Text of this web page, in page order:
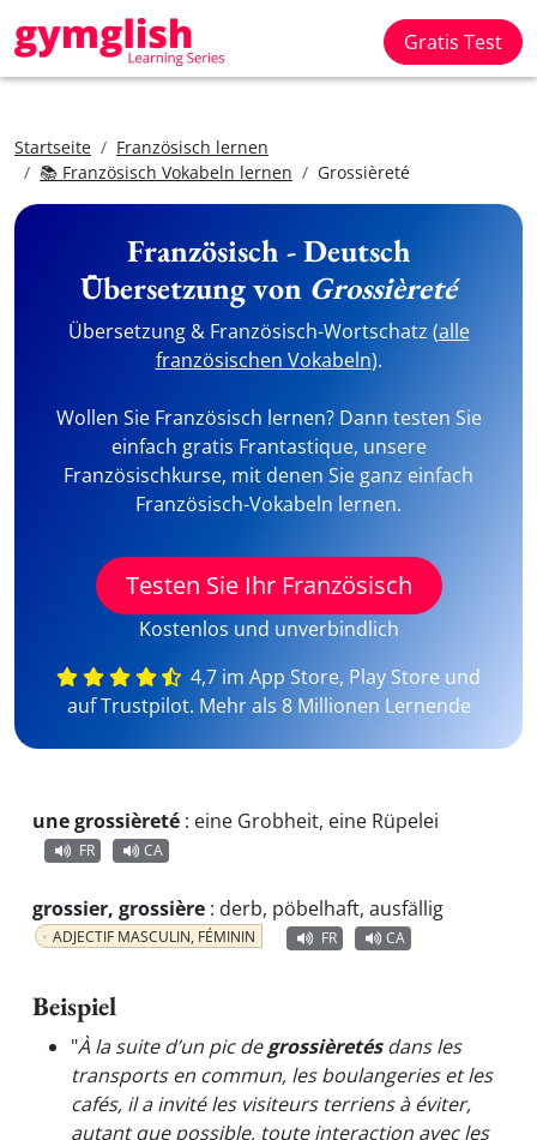
Gratis Test
Startseite
Französisch lernen
📚 Französisch Vokabeln lernen
Grossièreté
Französisch - Deutsch
Übersetzung von Grossièreté
Übersetzung & Französisch-Wortschatz (alle
französischen Vokabeln).
Wollen Sie Französisch lernen? Dann testen Sie
einfach gratis Frantastique, unsere
Französischkurse, mit denen Sie ganz einfach
Französisch-Vokabeln lernen.
Testen Sie Ihr Französisch
Kostenlos und unverbindlich
4,7 im App Store, Play Store und
auf Trustpilot. Mehr als 8 Millionen Lernende
une grossièreté : eine Grobheit, eine Rüpelei
FR CA
grossier, grossière : derb, pöbelhaft, ausfällig
ADJECTIF MASCULIN, FÉMININ FR CA
Beispiel
"À la suite d’un pic degrossièretésdans les
transports en commun, les boulangeries et les
cafés, il a invité les visiteurs terriens à éviter,
autant que possible, toute interaction avec les